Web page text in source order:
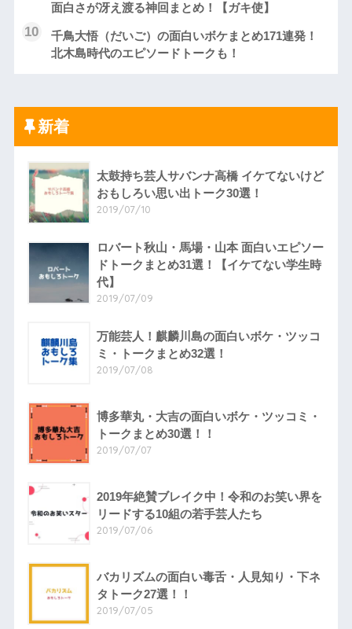
面白さが冴え渡る神回まとめ！【ガキ使】
千鳥大悟（だいご）の面白いボケまとめ171連発！
北木島時代のエピソードトークも！
新着
太鼓持ち芸人サバンナ高橋 イケてないけど
おもしろい思い出トーク30選！
2019/07/10
ロバート秋山・馬場・山本 面白いエピソー
ドトークまとめ31選！【イケてない学生時
代】
2019/07/09
万能芸人！麒麟川島の面白いボケ・ツッコ
ミ・トークまとめ32選！
2019/07/08
博多華丸・大吉の面白いボケ・ツッコミ・
トークまとめ30選！！
2019/07/07
2019年絶賛ブレイク中！令和のお笑い界を
リードする10組の若手芸人たち
2019/07/06
バカリズムの面白い毒舌・人見知り・下ネ
タトーク27選！！
2019/07/05